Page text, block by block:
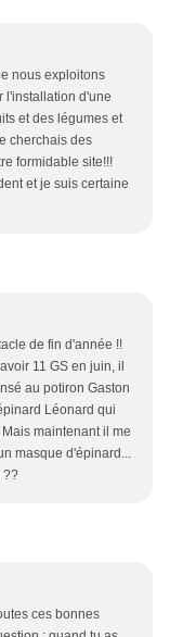
nous exploitons
l'installation d'une
et des légumes et
cherchais des
formidable site!!!
et je suis certaine
de fin d'année !!
11 GS en juin, il
au potiron Gaston
Léonard qui
maintenant il me
masque d'épinard...
??
ces bonnes